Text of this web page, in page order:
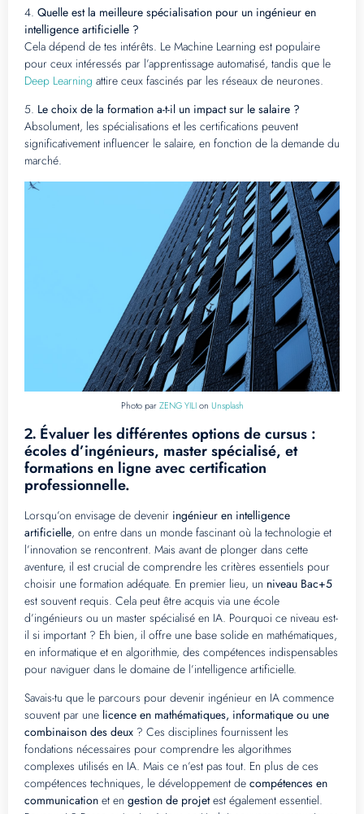
4. Quelle est la meilleure spécialisation pour un ingénieur en
intelligence artificielle ?
Cela dépend de tes intérêts. Le Machine Learning est populaire
pour ceux intéressés par l’apprentissage automatisé, tandis que le
Deep Learning attire ceux fascinés par les réseaux de neurones.
5. Le choix de la formation a-t-il un impact sur le salaire ?
Absolument, les spécialisations et les certifications peuvent
significativement influencer le salaire, en fonction de la demande du
marché.
Photo parZENG YILIon Unsplash
2. Évaluer les différentes options de cursus :
écoles d’ingénieurs, master spécialisé, et
formations en ligne avec certification
professionnelle.
Lorsqu’on envisage de devenir ingénieur en intelligence
artificielle, on entre dans un monde fascinant où la technologie et
l’innovation se rencontrent. Mais avant de plonger dans cette
aventure, il est crucial de comprendre les critères essentiels pour
choisir une formation adéquate. En premier lieu, un niveau Bac+5
est souvent requis. Cela peut être acquis via une école
d’ingénieurs ou un master spécialisé en IA. Pourquoi ce niveau est-
il si important ? Eh bien, il offre une base solide en mathématiques,
en informatique et en algorithmie, des compétences indispensables
pour naviguer dans le domaine de l’intelligence artificielle.
Savais-tu que le parcours pour devenir ingénieur en IA commence
souvent par une licence en mathématiques, informatique ou une
combinaison des deux ? Ces disciplines fournissent les
fondations nécessaires pour comprendre les algorithmes
complexes utilisés en IA. Mais ce n’est pas tout. En plus de ces
compétences techniques, le développement de compétences en
communication et en gestion de projetest également essentiel.